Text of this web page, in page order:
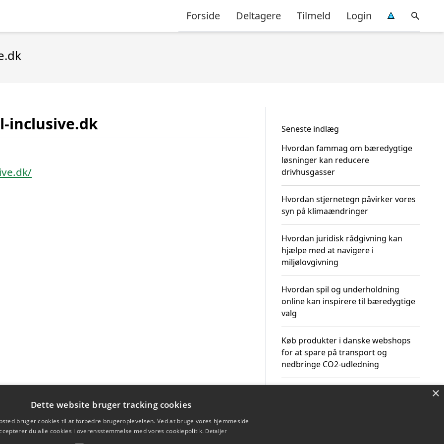
Forside Deltagere Tilmeld Login
inclusive.dk
Seneste indlæg
Hvordan fammag om bæredygtige
løsninger kan reducere
drivhusgasser
Hvordan stjernetegn påvirker vores
syn på klimaændringer
Hvordan juridisk rådgivning kan
hjælpe med at navigere i
miljølovgivning
Hvordan spil og underholdning
online kan inspirere til bæredygtige
valg
Køb produkter i danske webshops
for at spare på transport og
nedbringe CO2-udledning
×
Dette website bruger tracking cookies
bruger cookies til at forbedre brugeroplevelsen. Ved at bruge vores hjemmeside
du alle cookies i overensstemmelse med vores cookiepolitik. Detaljer